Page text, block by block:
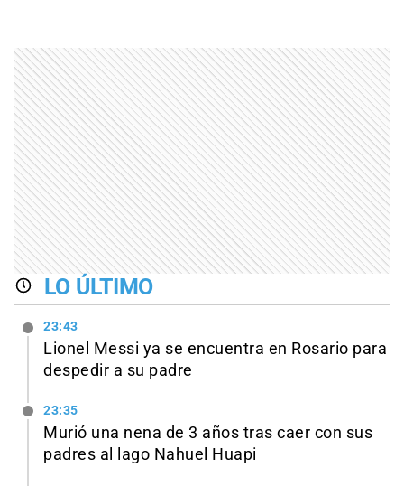
LO ÚLTIMO
23:43
Lionel Messi ya se encuentra en Rosario para
despedir a su padre
23:35
Murió una nena de 3 años tras caer con sus
padres al lago Nahuel Huapi